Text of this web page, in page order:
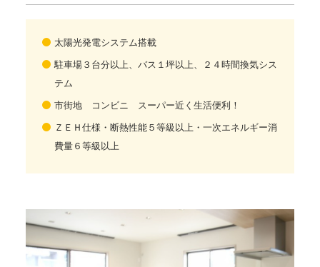
太陽光発電システム搭載
駐車場３台分以上、バス１坪以上、２４時間換気シス
テム
市街地 コンビニ スーパー近く生活便利！
ＺＥＨ仕様・断熱性能５等級以上・一次エネルギー消
費量６等級以上